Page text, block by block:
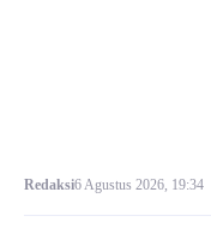
Redaksi6 Agustus 2026, 19:34